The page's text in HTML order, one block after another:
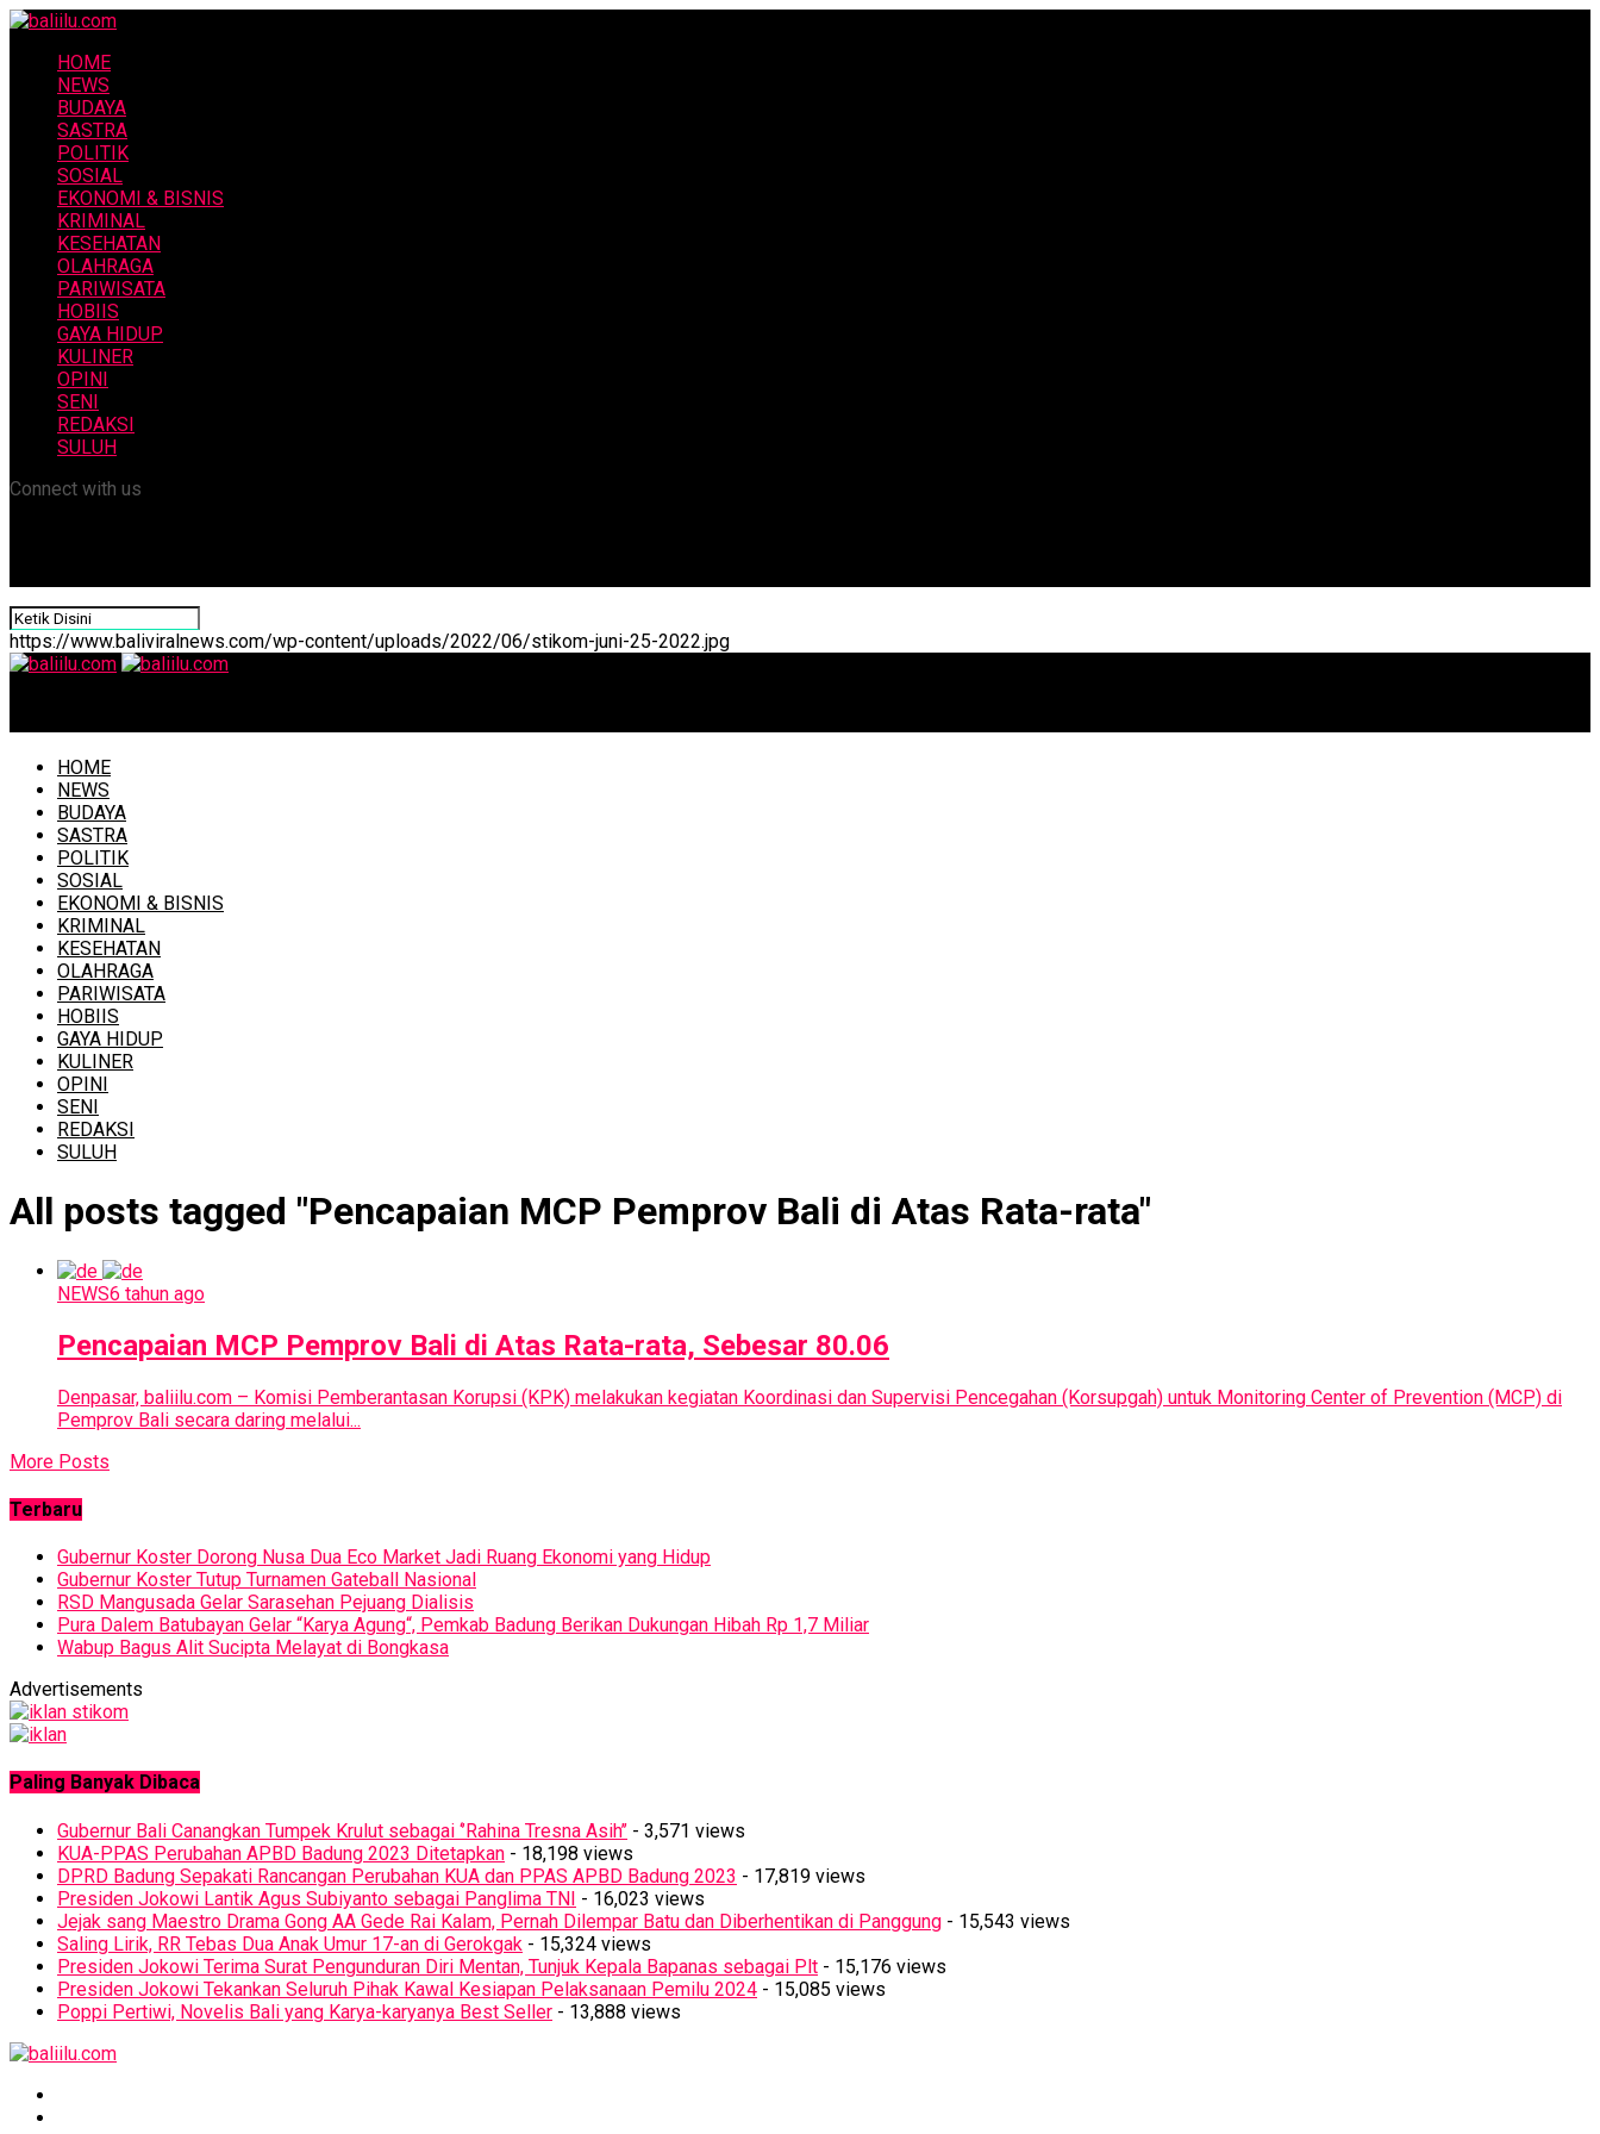
HOME
NEWS
BUDAYA
SASTRA
POLITIK
SOSIAL
EKONOMI & BISNIS
KRIMINAL
KESEHATAN
OLAHRAGA
PARIWISATA
HOBIIS
GAYA HIDUP
KULINER
OPINI
SENI
REDAKSI
SULUH
Connect with us
https://www.baliviralnews.com/wp-content/uploads/2022/06/stikom-juni-25-2022.jpg
HOME
NEWS
BUDAYA
SASTRA
POLITIK
SOSIAL
EKONOMI & BISNIS
KRIMINAL
KESEHATAN
OLAHRAGA
PARIWISATA
HOBIIS
GAYA HIDUP
KULINER
OPINI
SENI
REDAKSI
SULUH
All posts tagged "Pencapaian MCP Pemprov Bali di Atas Rata-rata"
NEWS6 tahun ago
Pencapaian MCP Pemprov Bali di Atas Rata-rata, Sebesar 80.06
Denpasar, baliilu.com – Komisi Pemberantasan Korupsi (KPK) melakukan kegiatan Koordinasi dan Supervisi Pencegahan (Korsupgah) untuk Monitoring Center of Prevention (MCP) di
Pemprov Bali secara daring melalui...
More Posts
Terbaru
Gubernur Koster Dorong Nusa Dua Eco Market Jadi Ruang Ekonomi yang Hidup
Gubernur Koster Tutup Turnamen Gateball Nasional
RSD Mangusada Gelar Sarasehan Pejuang Dialisis
Pura Dalem Batubayan Gelar “Karya Agung“, Pemkab Badung Berikan Dukungan Hibah Rp 1,7 Miliar
Wabup Bagus Alit Sucipta Melayat di Bongkasa
Advertisements
Paling Banyak Dibaca
Gubernur Bali Canangkan Tumpek Krulut sebagai ‘’Rahina Tresna Asih’’ - 3,571 views
KUA-PPAS Perubahan APBD Badung 2023 Ditetapkan - 18,198 views
DPRD Badung Sepakati Rancangan Perubahan KUA dan PPAS APBD Badung 2023 - 17,819 views
Presiden Jokowi Lantik Agus Subiyanto sebagai Panglima TNI - 16,023 views
Jejak sang Maestro Drama Gong AA Gede Rai Kalam, Pernah Dilempar Batu dan Diberhentikan di Panggung - 15,543 views
Saling Lirik, RR Tebas Dua Anak Umur 17-an di Gerokgak - 15,324 views
Presiden Jokowi Terima Surat Pengunduran Diri Mentan, Tunjuk Kepala Bapanas sebagai Plt - 15,176 views
Presiden Jokowi Tekankan Seluruh Pihak Kawal Kesiapan Pelaksanaan Pemilu 2024 - 15,085 views
Poppi Pertiwi, Novelis Bali yang Karya-karyanya Best Seller - 13,888 views